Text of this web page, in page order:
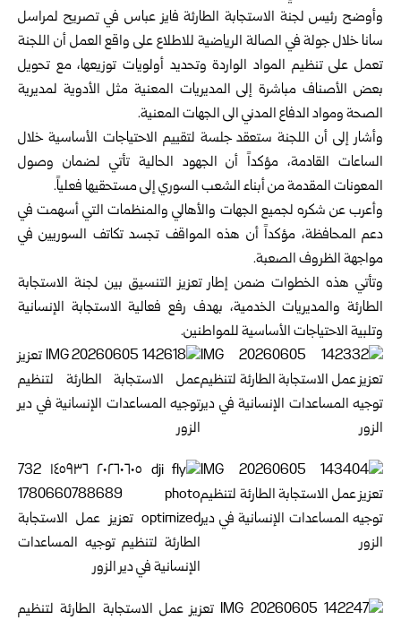
وأوضح رئيس لجنة الاستجابة الطارئة فايز عباس في تصريح لمراسل
سانا خلال جولة في الصالة الرياضية للاطلاع على واقع العمل أن اللجنة
تعمل على تنظيم المواد الواردة وتحديد أولويات توزيعها، مع تحويل
بعض الأصناف مباشرة إلى المديريات المعنية مثل الأدوية لمديرية
الصحة ومواد الدفاع المدني الى الجهات المعنية.
وأشار إلى أن اللجنة ستعقد جلسة لتقييم الاحتياجات الأساسية خلال
الساعات القادمة، مؤكداً أن الجهود الحالية تأتي لضمان وصول
المعونات المقدمة من أبناء الشعب السوري إلى مستحقيها فعلياً.
وأعرب عن شكره لجميع الجهات والأهالي والمنظمات التي أسهمت في
دعم المحافظة، مؤكداً أن هذه المواقف تجسد تكاتف السوريين في
مواجهة الظروف الصعبة.
وتأتي هذه الخطوات ضمن إطار تعزيز التنسيق بين لجنة الاستجابة
الطارئة والمديريات الخدمية، بهدف رفع فعالية الاستجابة الإنسانية
وتلبية الاحتياجات الأساسية للمواطنين.